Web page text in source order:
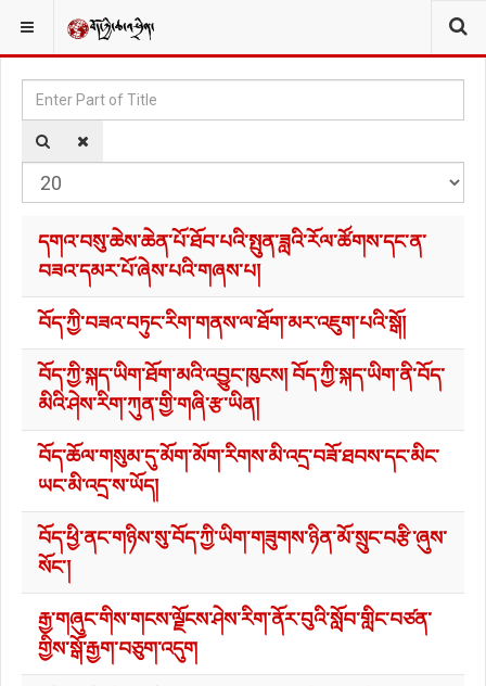
YOU ARE HERE: མཆན་བྱང༌།
Enter Part of Title
དགའ་བསུ་ཆེས་ཆེན་པོ་ཐོབ་པའི་སྤུན་ཟླའི་རོལ་ཚོགས་དང་ན་
བཟའ་དམར་པོ་ཞེས་པའི་གཞས་པ།
བོད་ཀྱི་བཟའ་བཏུང་རིག་གནས་ལ་ཐོག་མར་འཇུག་པའི་སྒོ།
བོད་ཀྱི་སྐད་ཡིག་ཐོག་མའི་འབྱུང་ཁུངས། བོད་ཀྱི་སྐད་ཡིག་ནི་བོད་
མིའི་ཤེས་རིག་ཀུན་གྱི་གཞི་རྩ་ཡིན།
བོད་ཆོལ་གསུམ་དུ་མོག་མོག་རིགས་མི་འདྲ་བཟོ་ཐབས་དང་མིང་
ཡང་མི་འདྲ་ས་ཡོད།
བོད་ཕྱི་ནང་གཉིས་སུ་བོད་ཀྱི་ཡིག་གཟུགས་ཉིན་མོ་སྲུང་བརྩི་ཞུས་
སོང་།
རྒྱ་གཞུང་གིས་གངས་ལྗོངས་ཤེས་རིག་ནོར་བུའི་སློབ་གླིང་བཙན་
གྱིས་སྒོ་རྒྱག་བཅུག་འདུག